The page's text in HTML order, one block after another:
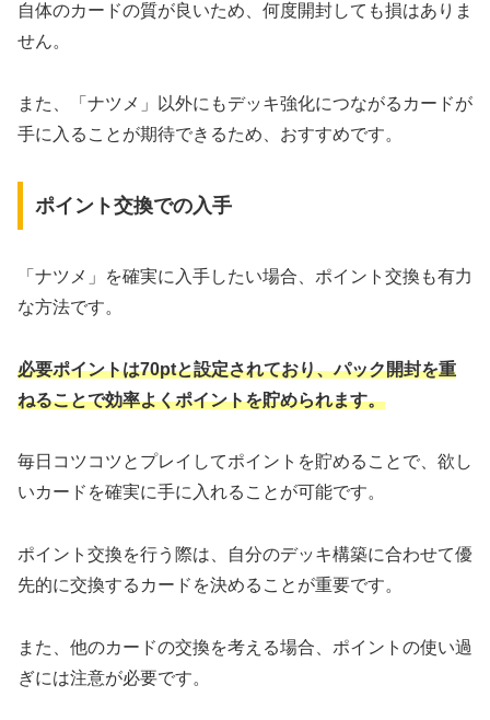
自体のカードの質が良いため、何度開封しても損はありま
せん。
また、「ナツメ」以外にもデッキ強化につながるカードが
手に入ることが期待できるため、おすすめです。
ポイント交換での入手
「ナツメ」を確実に入手したい場合、ポイント交換も有力
な方法です。
必要ポイントは70ptと設定されており、パック開封を重
ねることで効率よくポイントを貯められます。
毎日コツコツとプレイしてポイントを貯めることで、欲し
いカードを確実に手に入れることが可能です。
ポイント交換を行う際は、自分のデッキ構築に合わせて優
先的に交換するカードを決めることが重要です。
また、他のカードの交換を考える場合、ポイントの使い過
ぎには注意が必要です。